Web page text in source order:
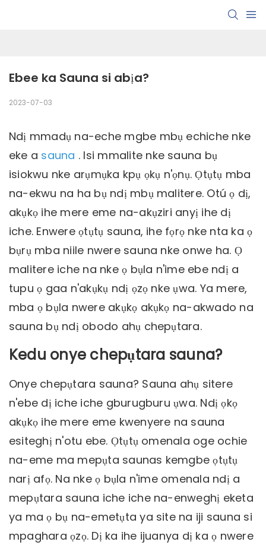
Ebee ka Sauna si abịa?
2023-07-03
Ndị mmadụ na-eche mgbe mbụ echiche nke
eke a sauna . Isi mmalite nke sauna bụ
isiokwu nke arụmụka kpụ ọkụ n'ọnụ. Ọtụtụ mba
na-ekwu na ha bụ ndị mbụ malitere. Otú ọ dị,
akụkọ ihe mere eme na-akụziri anyị ihe dị
iche. Enwere ọtụtụ sauna, ihe fọrọ nke nta ka ọ
bụrụ mba niile nwere sauna nke onwe ha. Ọ
malitere iche na nke ọ bụla n'ime ebe ndị a
tupu ọ gaa n'akụkụ ndị ọzọ nke ụwa. Ya mere,
mba ọ bụla nwere akụkọ akụkọ na-akwado na
sauna bụ ndị obodo ahụ chepụtara.
Kedu onye chepụtara sauna?
Onye chepụtara sauna? Sauna ahụ sitere
n'ebe dị iche iche gburugburu ụwa. Ndị ọkọ
akụkọ ihe mere eme kwenyere na sauna
esiteghị n'otu ebe. Ọtụtụ omenala oge ochie
na-eme ma mepụta saunas kemgbe ọtụtụ
narị afọ. Na nke ọ bụla n'ime omenala ndị a
mepụtara sauna iche iche na-enweghị eketa
ya ma ọ bụ na-emetụta ya site na iji sauna si
mpaghara ọzọ. Dị ka ihe ijuanya dị ka ọ nwere